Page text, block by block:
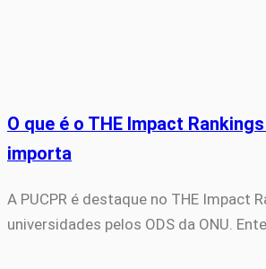
O que é o THE Impact
importa
A PUCPR é destaque no THE Impact
universidades pelos ODS da ONU.